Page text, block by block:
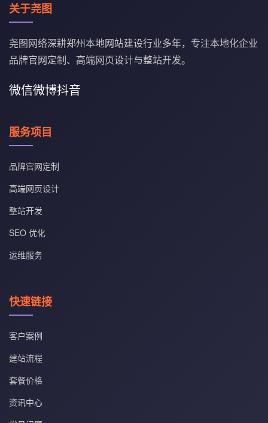
关于尧图
尧图网络深耕郑州本地网站建设行业多年，专注本地化企业
品牌官网定制、高端网页设计与整站开发。
微信微博抖音
服务项目
品牌官网定制
高端网页设计
整站开发
SEO 优化
运维服务
快速链接
客户案例
建站流程
套餐价格
资讯中心